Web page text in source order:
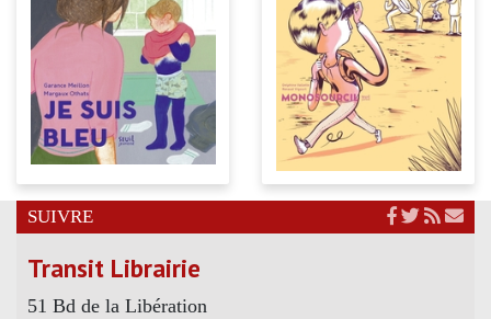
SUIVRE
Transit Librairie
51 Bd de la Libération